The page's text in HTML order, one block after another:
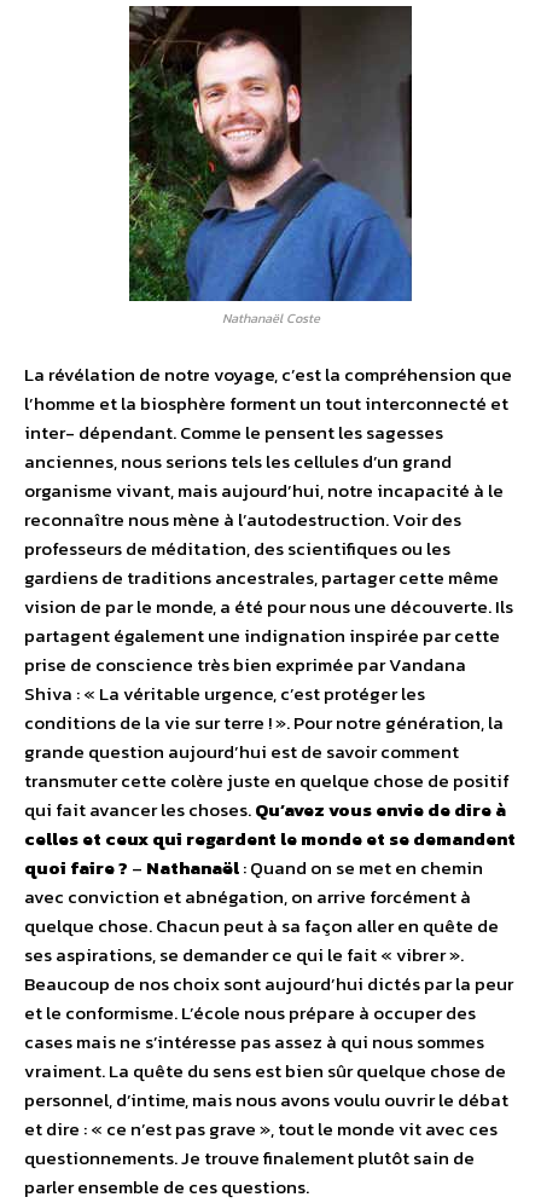
Nathanaël Coste
La révélation de notre voyage, c’est la compréhension que
l’homme et la biosphère forment un tout interconnecté et
inter- dépendant. Comme le pensent les sagesses
anciennes, nous serions tels les cellules d’un grand
organisme vivant, mais aujourd’hui, notre incapacité à le
reconnaître nous mène à l’autodestruction. Voir des
professeurs de méditation, des scientifiques ou les
gardiens de traditions ancestrales, partager cette même
vision de par le monde, a été pour nous une découverte. Ils
partagent également une indignation inspirée par cette
prise de conscience très bien exprimée par Vandana
Shiva : « La véritable urgence, c’est protéger les
conditions de la vie sur terre ! ». Pour notre génération, la
grande question aujourd’hui est de savoir comment
transmuter cette colère juste en quelque chose de positif
qui fait avancer les choses.Qu’avez vous envie de dire à
celles et ceux qui regardent le monde et se demandent
quoi faire ? – Nathanaël:Quand on se met en chemin
avec conviction et abnégation, on arrive forcément à
quelque chose. Chacun peut à sa façon aller en quête de
ses aspirations, se demander ce qui le fait « vibrer ».
Beaucoup de nos choix sont aujourd’hui dictés par la peur
et le conformisme. L’école nous prépare à occuper des
cases mais ne s’intéresse pas assez à qui nous sommes
vraiment. La quête du sens est bien sûr quelque chose de
personnel, d’intime, mais nous avons voulu ouvrir le débat
et dire : « ce n’est pas grave », tout le monde vit avec ces
questionnements. Je trouve finalement plutôt sain de
parler ensemble de ces questions.